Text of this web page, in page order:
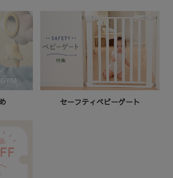
セーフティベビーゲート